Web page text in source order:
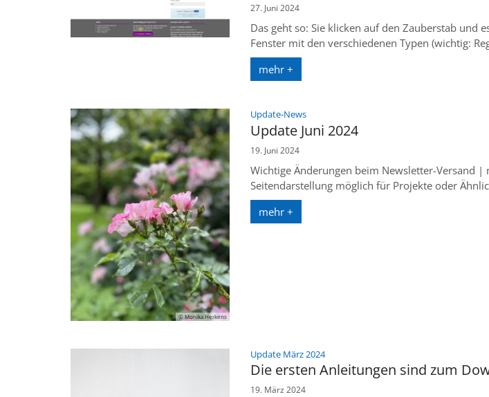
27. Juni 2024
Das geht so: Sie klicken auf den Zauberstab und
Fenster mit den verschiedenen Typen (wichtig:
mehr +
© Monika Herkens
Update-News:
Update Juni 2024
19. Juni 2024
Wichtige Änderungen beim Newsletter-Versand |
Seitendarstellung möglich für Projekte oder
mehr +
Update März 2024:
Die ersten Anleitungen sind zum
19. März 2024